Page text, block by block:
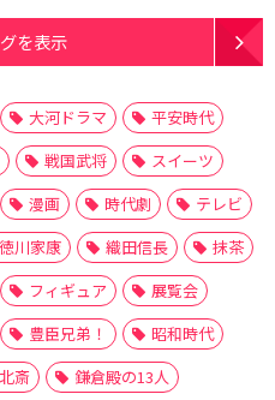
を表示
大河ドラマ
平安時代
戦国武将
スイーツ
漫画 時代劇
テレビ
徳川家康 織田信長
抹茶
フィギュア
展覧会
豊臣兄弟！
昭和時代
斎 鎌倉殿の13人